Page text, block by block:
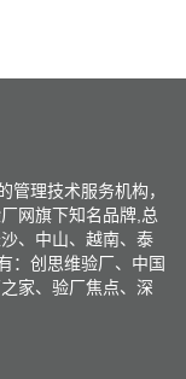
理技术服务机构，
网旗下知名品牌,总
、中山、越南、泰
：创思维验厂、中国
家、验厂焦点、深